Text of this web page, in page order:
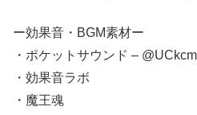
ー効果音・BGM素材ー
・ポケットサウンド –
・効果音ラボ
・魔王魂